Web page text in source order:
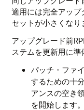
適用には完全アッ
セットが小さくなり
アップグレード前
ステムを更新用に準
パッチ・ファ
するための十
アンスの空き
を開始します